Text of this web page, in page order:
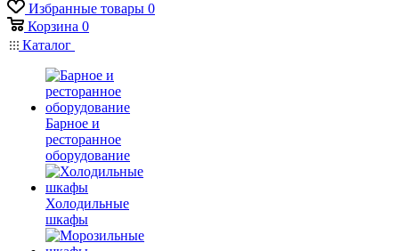
Избранные товары 0
Корзина 0
Каталог
Барное и
ресторанное
оборудование
Холодильные
шкафы